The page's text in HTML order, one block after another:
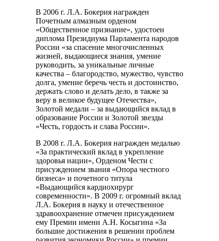
В 2006 г. Л.А. Бокерия награжден
Почетным алмазным орденом
«Общественное признание», удостоен
диплома Президиума Парламента народов
России «за спасение многочисленных
жизней, выдающиеся знания, умение
руководить, за уникальные личные
качества – благородство, мужество, чувство
долга, умение беречь честь и достоинство,
держать слово и делать дело, в также за
веру в великое будущее Отечества»,
Золотой медали – за выдающийся вклад в
образование России и Золотой звезды
«Честь, гордость и слава России».
В 2008 г. Л.А. Бокерия награжден медалью
«За практический вклад в укрепление
здоровья нации», Орденом Чести с
присуждением звания «Опора честного
бизнеса» и почетного титула
«Выдающийся кардиохирург
современности». В 2009 г. огромный вклад
Л.А. Бокерия в науку и отечественное
здравоохранение отмечен присуждением
ему Премии имени А.Н. Косыгина «За
большие достижения в решении проблем